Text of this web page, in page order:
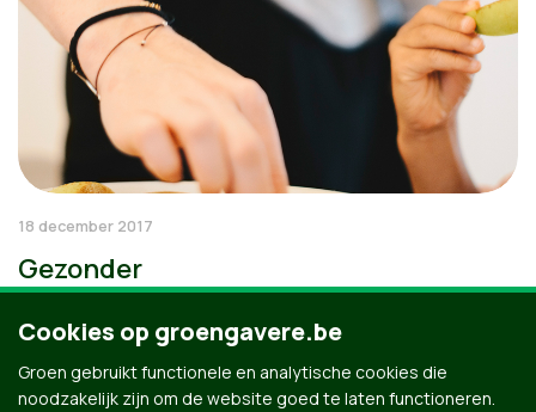
18 december 2017
Gezonder
Cookies op groengavere.be
Groen gebruikt functionele en analytische cookies die
noodzakelijk zijn om de website goed te laten functioneren.